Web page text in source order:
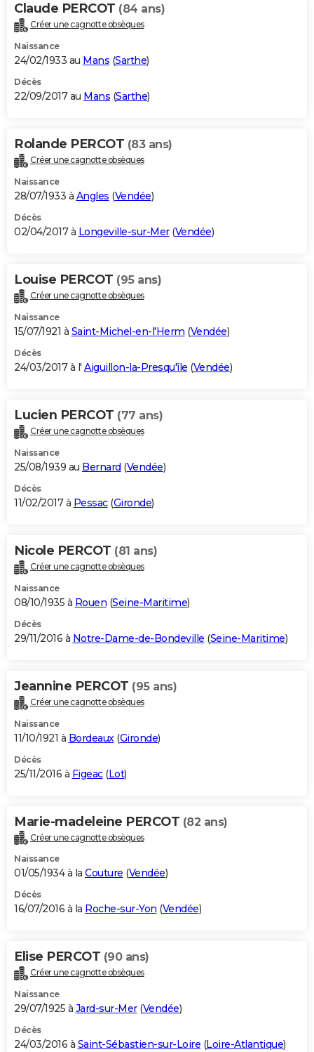
Claude PERCOT (84 ans)
Créer une cagnotte obsèques
Naissance
24/02/1933 au Mans (Sarthe)
Décès
22/09/2017 au Mans (Sarthe)
Rolande PERCOT (83 ans)
Créer une cagnotte obsèques
Naissance
28/07/1933 à Angles (Vendée)
Décès
02/04/2017 à Longeville-sur-Mer(Vendée)
Louise PERCOT (95 ans)
Créer une cagnotte obsèques
Naissance
15/07/1921 à Saint-Michel-en-l'Herm (Vendée)
Décès
24/03/2017 à l' Aiguillon-la-Presqu'île (Vendée)
Lucien PERCOT (77 ans)
Créer une cagnotte obsèques
Naissance
25/08/1939 au Bernard (Vendée)
Décès
11/02/2017 à Pessac(Gironde)
Nicole PERCOT (81 ans)
Créer une cagnotte obsèques
Naissance
08/10/1935 à Rouen (Seine-Maritime)
Décès
29/11/2016 à Notre-Dame-de-Bondeville (Seine-Maritime)
Jeannine PERCOT (95 ans)
Créer une cagnotte obsèques
Naissance
11/10/1921 à Bordeaux (Gironde)
Décès
25/11/2016 à Figeac(Lot)
Marie-madeleine PERCOT (82 ans)
Créer une cagnotte obsèques
Naissance
01/05/1934 à la Couture (Vendée)
Décès
16/07/2016 à la Roche-sur-Yon (Vendée)
Elise PERCOT (90 ans)
Créer une cagnotte obsèques
Naissance
29/07/1925 à Jard-sur-Mer(Vendée)
Décès
24/03/2016 à Saint-Sébastien-sur-Loire (Loire-Atlantique)